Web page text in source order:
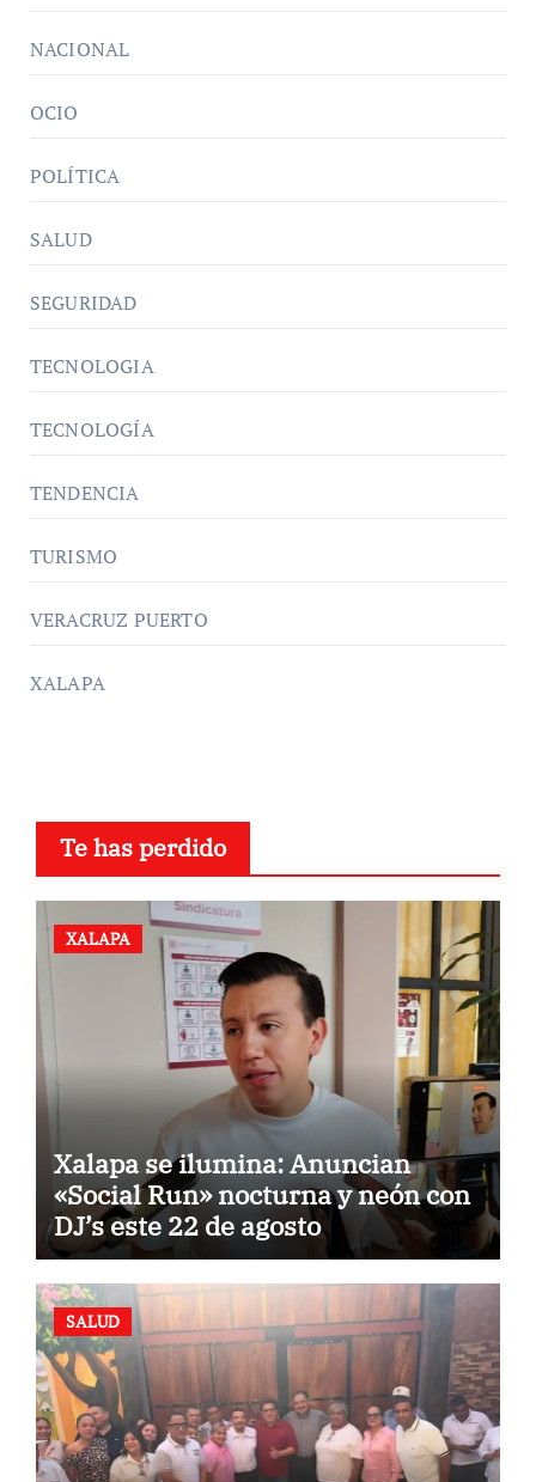
NACIONAL
OCIO
POLÍTICA
SALUD
SEGURIDAD
TECNOLOGIA
TECNOLOGÍA
TENDENCIA
TURISMO
VERACRUZ PUERTO
XALAPA
Te has perdido
XALAPA
Xalapa se ilumina: Anuncian
«Social Run» nocturna y neón con
DJ’s este 22 de agosto
SALUD